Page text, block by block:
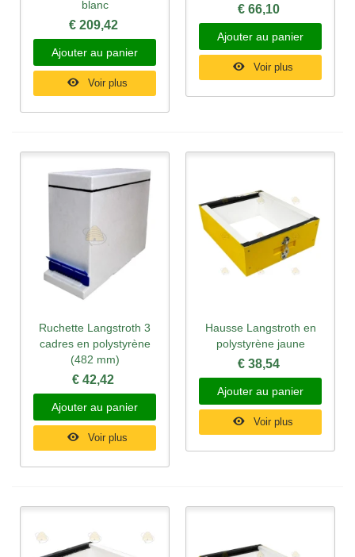
blanc
€ 209,42
Ajouter au panier
Voir plus
€ 66,10
Ajouter au panier
Voir plus
Ruchette Langstroth 3
cadres en polystyrène
(482 mm)
€ 42,42
Ajouter au panier
Voir plus
Hausse Langstroth en
polystyrène jaune
€ 38,54
Ajouter au panier
Voir plus